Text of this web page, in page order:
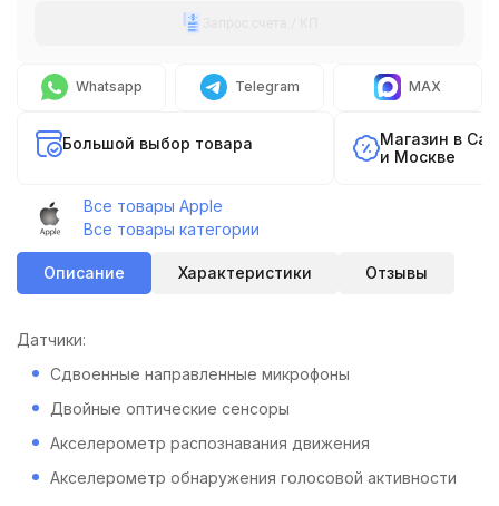
Whatsapp Telegram MAX
Большой выбор товара
Магазин в
и Москве
Все товары Apple
Все товары категории
Описание Характеристики Отзывы
Датчики:
Сдвоенные направленные микрофоны
Двойные оптические сенсоры
Акселерометр распознавания движения
Акселерометр обнаружения голосовой активности